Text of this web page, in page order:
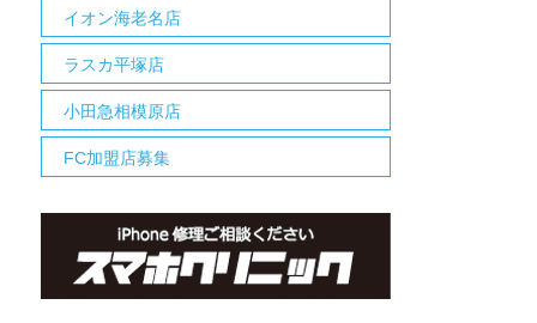
イオン海老名店
ラスカ平塚店
小田急相模原店
FC加盟店募集